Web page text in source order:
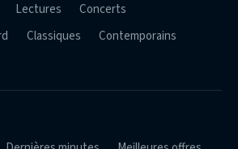
Lectures
Concerts
Classiques
Contemporains